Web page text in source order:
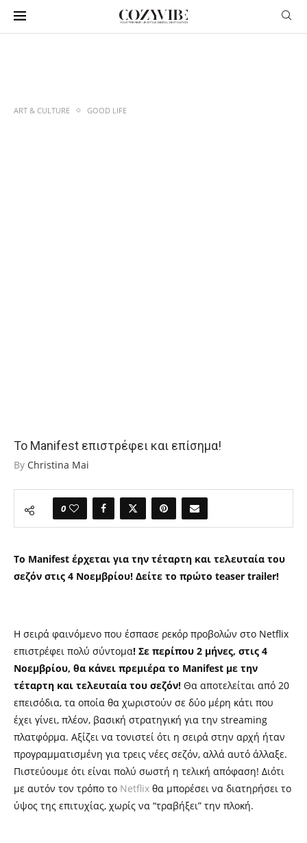
ART & CULTURE GOOD LIFE
Το Manifest επιστρέφει και επίσημα!
By Christina Mai
0
Το Manifest έρχεται για την τέταρτη και τελευταία του
σεζόν στις 4 Νοεμβρίου! Δείτε το πρώτο teaser trailer!
Η σειρά φαινόμενο που έσπασε ρεκόρ προβολών στο Netflix
επιστρέφει πολύ σύντομα! Σε περίπου 2 μήνες, στις 4
Νοεμβρίου, θα κάνει πρεμιέρα το Manifest με την
τέταρτη και τελευταία του σεζόν! Θα αποτελείται από 20
επεισόδια, τα οποία θα χωριστούν σε δύο μέρη κάτι που
έχει γίνει, πλέον, βασική στρατηγική για την streaming
πλατφόρμα. Αξίζει να τονιστεί ότι η σειρά στην αρχή ήταν
προγραμματισμένη για τρεις νέες σεζόν, αλλά αυτό άλλαξε.
Πιστεύουμε ότι είναι πολύ σωστή η τελική απόφαση! Διότι
με αυτόν τον τρόπο το Netflix θα μπορέσει να διατηρήσει το
ύψος της επιτυχίας, χωρίς να “τραβήξει” την πλοκή.